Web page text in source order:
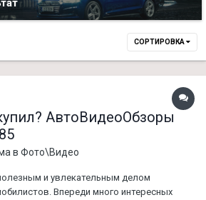
СОРТИРОВКА
АвтоВидеоОбзоры
в Фото\Видео
и увлекательным делом
Впереди много интересных